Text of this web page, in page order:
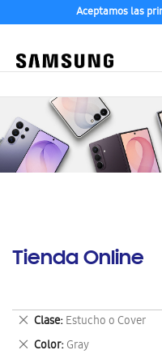
Aceptamos las
Tienda Online
Clase Estucho o Cover
Eliminar
este
artículo
Color Gray
Eliminar